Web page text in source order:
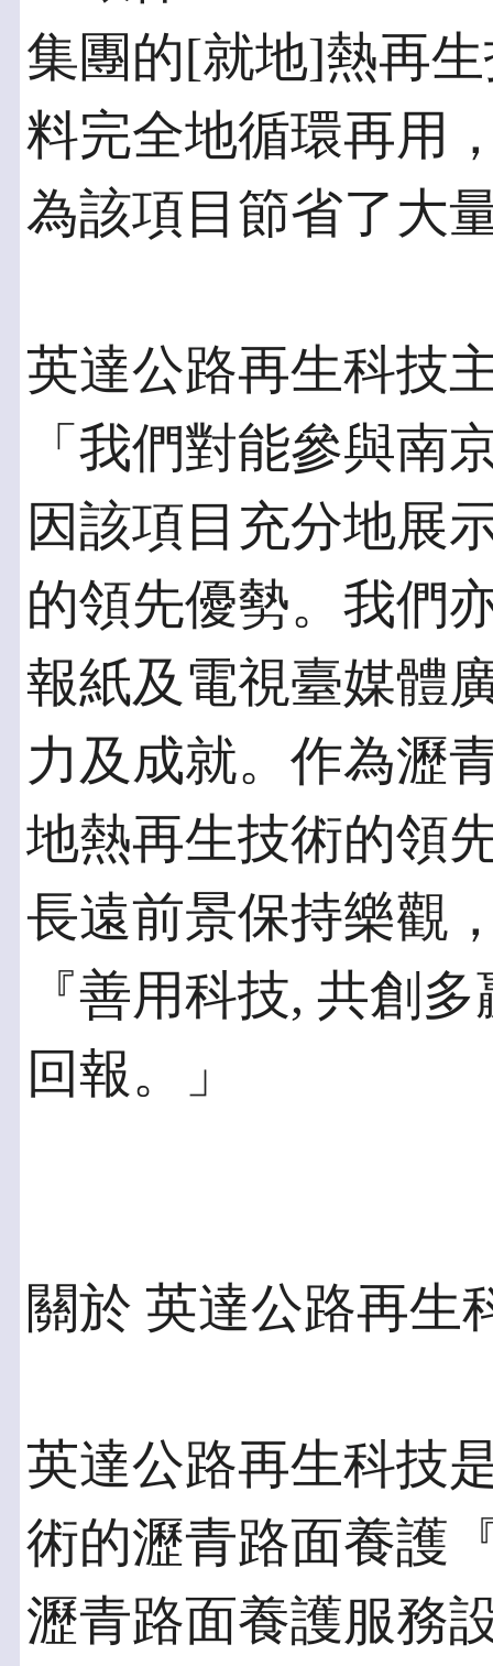
集團的[就地]熱再
料完全地循環再用
為該項目節省了大
英達公路再生科技
「我們對能參與南
因該項目充分地展
的領先優勢。我們
報紙及電視臺媒體
力及成就。作為瀝
地熱再生技術的領
長遠前景保持樂觀
『善用科技, 共創
回報。」
關於 英達公路再生
英達公路再生科技
術的瀝青路面養護
瀝青路面養護服務